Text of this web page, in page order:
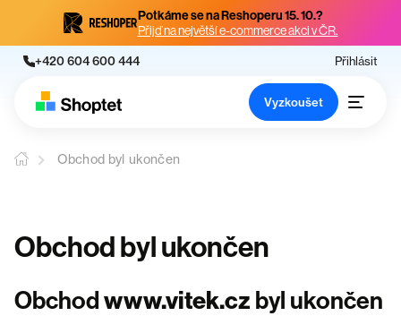
Potkáme se na Reshoperu 15. 10.?
Přijď na největší e-commerce akci v ČR.
+420 604 600 444 Přihlásit
Vyzkoušet
Obchod byl ukončen
Obchod byl ukončen
Obchodwww.vitek.cz byl ukončen